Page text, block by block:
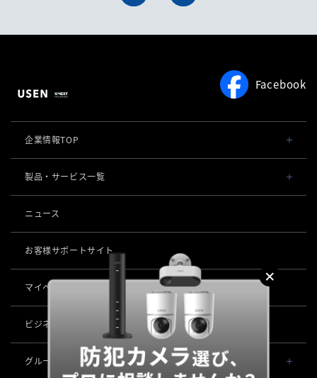
Facebook
企業情報TOP
会社概要・役員一覧
社長メッセージ
事業所一覧
店舗DX
数字で見るUSEN
製品・サービス一覧
POSレジ 他
USENセルフレジ
USENレジTAB STORE
USENレジTAB HEALTHCARE
オーダーシステム
USEN Ticket & Pay
USEN ハンディ
USEN Mobile Order
USEN Tablet Order
キャッシュレス決済
USEN PAY
USEN PAY
USEN PAY ENTRY
ロボティクス
KettyBot Pro（配膳）
PuduBot2（配膳）
集客・予約
導入事例
ニュース
お客様サポートサイト
マイページ
ビジネスパートナー企業募集
グループ会社